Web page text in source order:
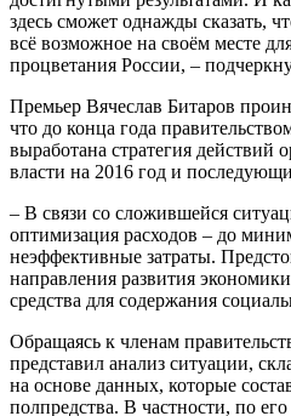
здесь сможет однажды сказать,
всё возможное на своём месте
процветания России, –
Премьер Вячеслав Битаров
что до конца года
выработана стратегия действий
власти на 2016 год и
– В связи со сложившейся
оптимизация расходов – до
неэффективные затраты.
направления развития
средства для содержания
Обращаясь к членам
представил анализ ситуации,
на основе данных, которые
полпредства. В частности, по